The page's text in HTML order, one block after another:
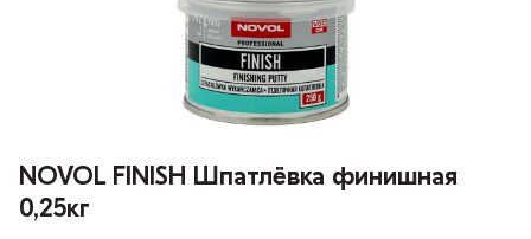
NOVOL FINISH Шпатлёвка финишная
0,25кг